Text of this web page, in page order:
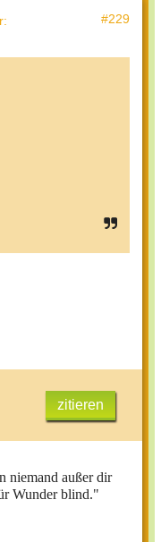
: #229
zitieren
niemand außer dir
Wunder blind."